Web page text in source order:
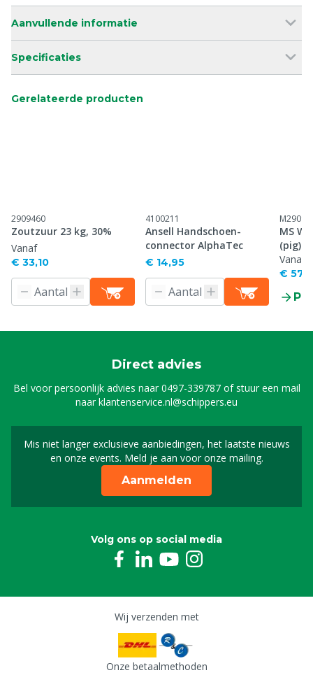
Aanvullende informatie
Specificaties
Gerelateerde producten
2909460
Zoutzuur 23 kg, 30%
Vanaf
€ 33,10
4100211
Ansell Handschoen-
connector AlphaTec
€ 14,95
MS
(pig)
Vanaf
€
Direct advies
Bel voor persoonlijk advies naar0497-339787of stuur een mail
naarklantenservice.nl@schippers.eu
Mis niet langer exclusieve aanbiedingen, het laatste nieuws
en onze events. Meld je aan voor onze mailing.
Schrijf je in voor onze
Aanmelden
Volg ons op social media
Wij verzenden met
Onze betaalmethoden